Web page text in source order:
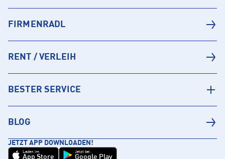
FIRMENRADL
RENT / VERLEIH
BESTER SERVICE
BLOG
JETZT APP DOWNLOADEN!
Laden im
App Store
Jetzt bei
Google Play